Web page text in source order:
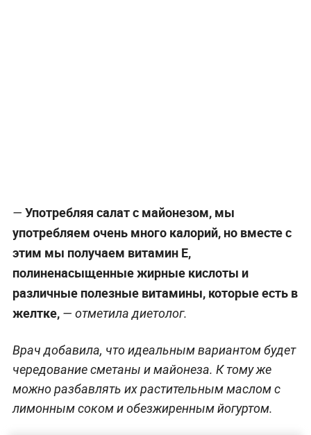
— Употребляя салат с майонезом, мы
употребляем очень много калорий, но вместе с
этим мы получаем витамин E,
полиненасыщенные жирные кислоты и
различные полезные витамины, которые есть в
желтке,— отметила диетолог.
Врач добавила, что идеальным вариантом будет
чередование сметаны и майонеза. К тому же
можно разбавлять их растительным маслом с
лимонным соком и обезжиренным йогуртом.